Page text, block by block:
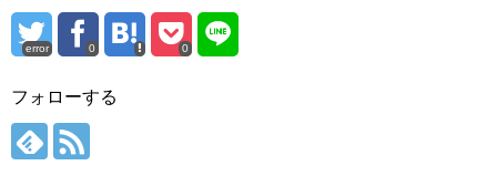
error 0 0
フォローする